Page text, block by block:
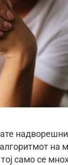
на
само се